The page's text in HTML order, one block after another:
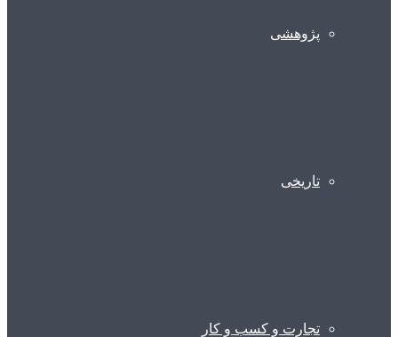
پژوهشی
تاریخی
تجارت و کسب و کار